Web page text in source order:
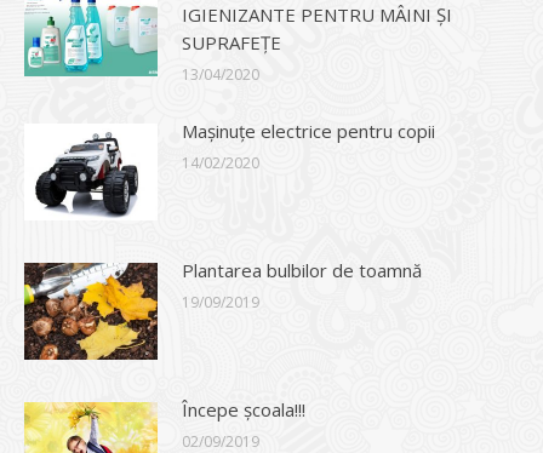
IGIENIZANTE PENTRU MÂINI ȘI
SUPRAFEȚE
13/04/2020
Mașinuțe electrice pentru copii
14/02/2020
Plantarea bulbilor de toamnă
19/09/2019
Începe școala!!!
02/09/2019